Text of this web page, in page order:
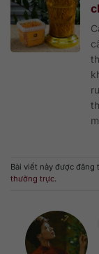
Bài viết này được đăng
thường trực.